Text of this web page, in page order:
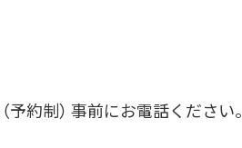
約制） 事前にお電話ください。